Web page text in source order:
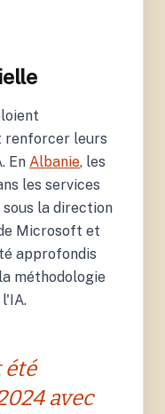
renforcer leurs
En Albanie, les
les services
la direction
Microsoft et
approfondis
méthodologie
été
avec